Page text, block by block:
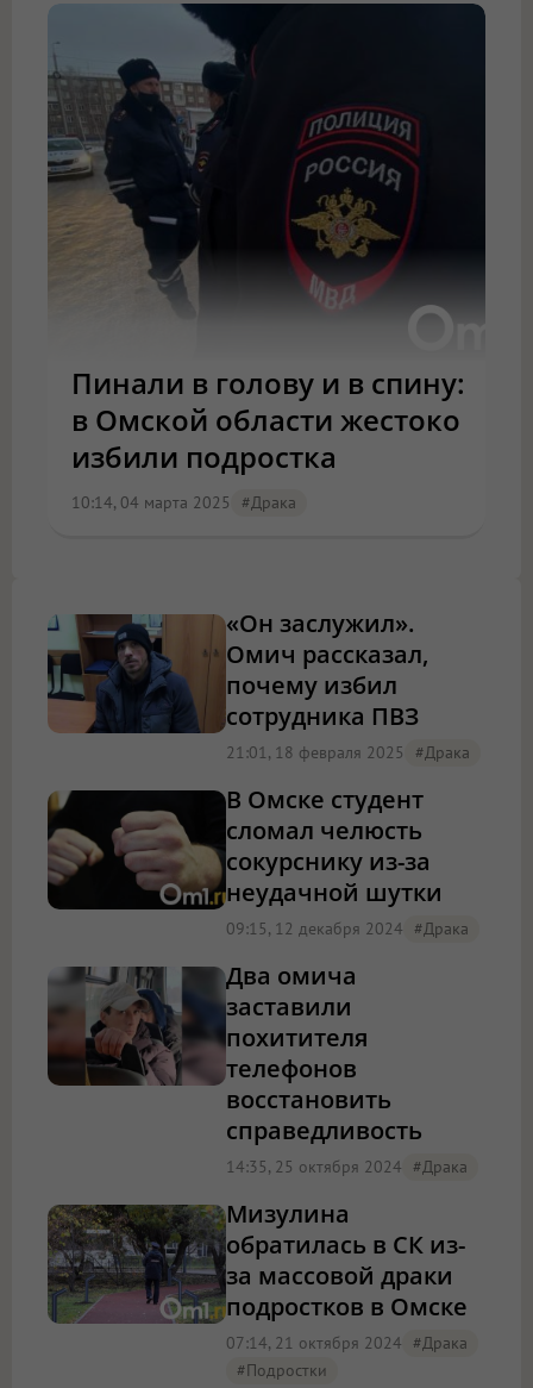
Пинали в голову и в спину:
в Омской области жестоко
избили подростка
10:14, 04 марта 2025 #драка
«Он заслужил».
Омич рассказал,
почему избил
сотрудника ПВЗ
21:01, 18 февраля 2025 #драка
В Омске студент
сломал челюсть
сокурснику из-за
неудачной шутки
09:15, 12 декабря 2024 #драка
Два омича
заставили
похитителя
телефонов
восстановить
справедливость
14:35, 25 октября 2024 #драка
Мизулина
обратилась в СК из-
за массовой драки
подростков в Омске
07:14, 21 октября 2024 #драка
#подростки